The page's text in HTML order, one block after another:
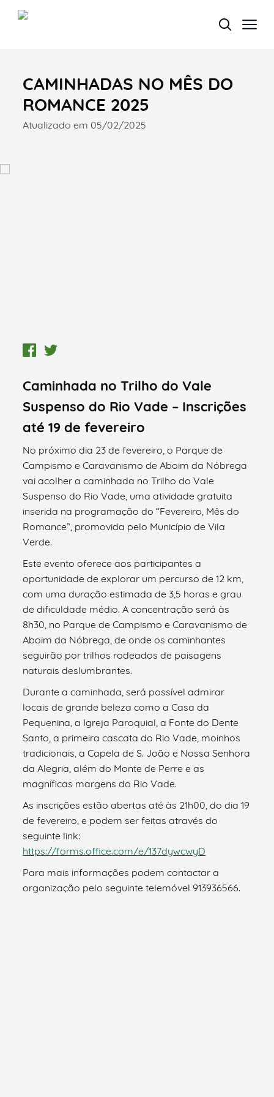
Termo de Pesquisa
CAMINHADAS NO MÊS DO
ROMANCE 2025
Atualizado em 05/02/2025
Caminhada no Trilho do Vale
Suspenso do Rio Vade – Inscrições
até 19 de fevereiro
No próximo dia 23 de fevereiro, o Parque de
Campismo e Caravanismo de Aboim da Nóbrega
vai acolher a caminhada no Trilho do Vale
Suspenso do Rio Vade, uma atividade gratuita
inserida na programação do “Fevereiro, Mês do
Romance”, promovida pelo Município de Vila
Verde.
Este evento oferece aos participantes a
oportunidade de explorar um percurso de 12 km,
com uma duração estimada de 3,5 horas e grau
de dificuldade médio. A concentração será às
8h30, no Parque de Campismo e Caravanismo de
Aboim da Nóbrega, de onde os caminhantes
seguirão por trilhos rodeados de paisagens
naturais deslumbrantes.
Durante a caminhada, será possível admirar
locais de grande beleza como a Casa da
Pequenina, a Igreja Paroquial, a Fonte do Dente
Santo, a primeira cascata do Rio Vade, moinhos
tradicionais, a Capela de S. João e Nossa Senhora
da Alegria, além do Monte de Perre e as
magníficas margens do Rio Vade.
As inscrições estão abertas até às 21h00, do dia 19
de fevereiro, e podem ser feitas através do
seguinte link:
https://forms.office.com/e/137dywcwyD
Para mais informações podem contactar a
organização pelo seguinte telemóvel 913936566.